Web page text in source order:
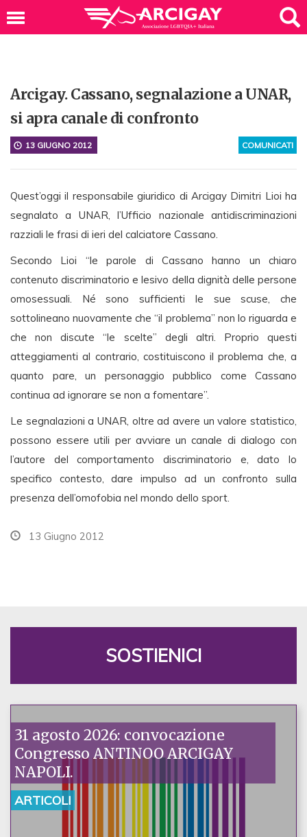
Arcigay. Cassano, segnalazione a UNAR,
si apra canale di confronto
COMUNICATI
13 GIUGNO 2012
Quest’oggi il responsabile giuridico di Arcigay Dimitri Lioi ha
segnalato a UNAR, l’Ufficio nazionale antidiscriminazioni
razziali le frasi di ieri del calciatore Cassano.
Secondo Lioi “le parole di Cassano hanno un chiaro
contenuto discriminatorio e lesivo della dignità delle persone
omosessuali. Né sono sufficienti le sue scuse, che
sottolineano nuovamente che “il problema” non lo riguarda e
che non discute “le scelte” degli altri. Proprio questi
atteggiamenti al contrario, costituiscono il problema che, a
quanto pare, un personaggio pubblico come Cassano
continua ad ignorare se non a fomentare”.
Le segnalazioni a UNAR, oltre ad avere un valore statistico,
possono essere utili per avviare un canale di dialogo con
l’autore del comportamento discriminatorio e, dato lo
specifico contesto, dare impulso ad un confronto sulla
presenza dell’omofobia nel mondo dello sport.
13 Giugno 2012
SOSTIENICI
31 agosto 2026: convocazione
Congresso ANTINOO ARCIGAY
NAPOLI.
ARTICOLI